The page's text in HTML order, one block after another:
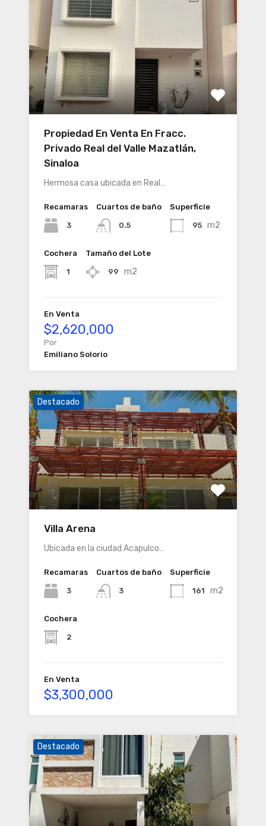
Propiedad En Venta En Fracc.
Privado Real del Valle Mazatlán,
Sinaloa
Hermosa casa ubicada en Real…
Recamaras
3
Cuartos de baño
0.5
Superficie
95 m2
Cochera
1
Tamaño del Lote
99 m2
En Venta
$2,620,000
Por
Emiliano Solorio
Destacado
Villa Arena
Ubicada en la ciudad Acapulco…
Recamaras
3
Cuartos de baño
3
Superficie
161 m2
Cochera
2
En Venta
$3,300,000
Destacado